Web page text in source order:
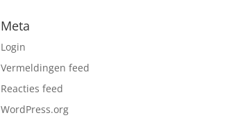
Meta
Login
Vermeldingen feed
Reacties feed
WordPress.org